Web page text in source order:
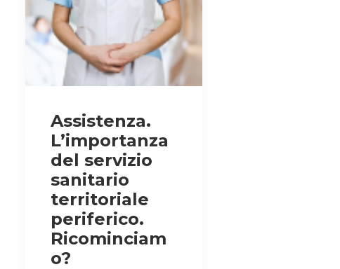
Assistenza.
L’importanza
del servizio
sanitario
territoriale
periferico.
Ricominciam
o?